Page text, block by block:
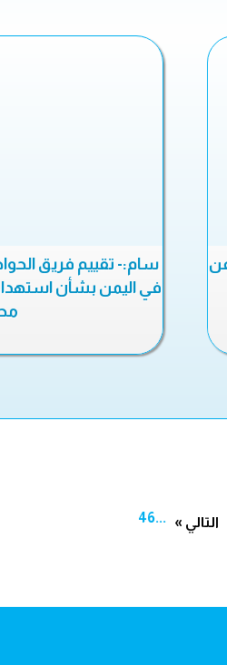
سام:- تقييم فريق
في اليمن بشأن
...
46 التالي »